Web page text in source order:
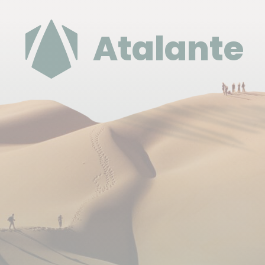
Paris (allotements) sur ces différentes compagnies
afin de vous garantir le plus longtemps possible les
meilleurs tarifs et la meilleure disponibilité. Les
départs de certaines villes de province sont
possibles, mais il s’agira essentiellement de pré-
acheminement depuis la province vers Paris.
IMPORTANT : ces informations sont données à titre
indicatif. En fonction des disponibilités au moment
de votre inscription, les compagnies aériennes et
horaires de vol peuvent être différents des
Vous atterrissez à l'aéroport de Medan et repartez
par celui de Padang.
Atalante